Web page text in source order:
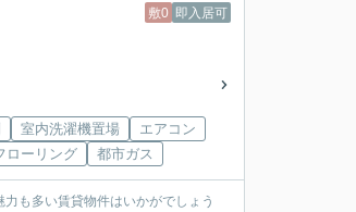
敷0 即入居可
室内洗濯機置場
エアコン
ローリング 都市ガス
も多い賃貸物件はいかがでしょう